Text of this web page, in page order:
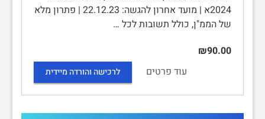
2024א | מועד אחרון להגשה: 22.12.23 | פתרון מלא
של הממ"ן, כולל תשובות לכל …
₪90.00
עוד פרטים
לרכישה והורדה מיידית